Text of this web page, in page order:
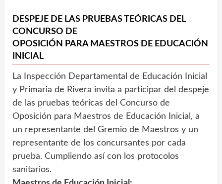
DESPEJE DE LAS PRUEBAS TEÓRICAS DEL
CONCURSO DE
OPOSICIÓN PARA MAESTROS DE EDUCACIÓN
INICIAL
La Inspección Departamental de Educación Inicial
y Primaria de Rivera invita a participar del despeje
de las pruebas teóricas del Concurso de
Oposición para Maestros de Educación Inicial, a
un representante del Gremio de Maestros y un
representante de los concursantes por cada
prueba. Cumpliendo así con los protocolos
sanitarios.